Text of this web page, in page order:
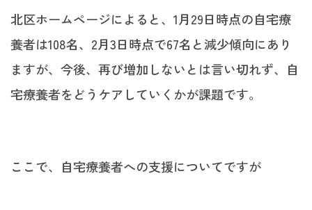
北区ホームページによると、1月29日時点の自宅療
養者は108名、2月3日時点で67名と減少傾向にあり
ますが、今後、再び増加しないとは言い切れず、自
宅療養者をどうケアしていくかが課題です。
ここで、自宅療養者への支援についてですが